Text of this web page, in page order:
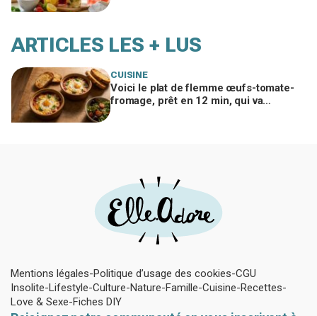
ARTICLES LES + LUS
CUISINE
Voici le plat de flemme œufs-tomate-
fromage, prêt en 12 min, qui va
Mentions légales Politique d’usage des cookies CGU
Insolite Lifestyle Culture Nature Famille Cuisine Recettes
Love & Sexe Fiches DIY